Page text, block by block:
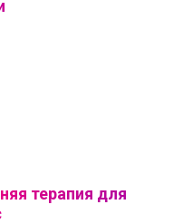
терапия для